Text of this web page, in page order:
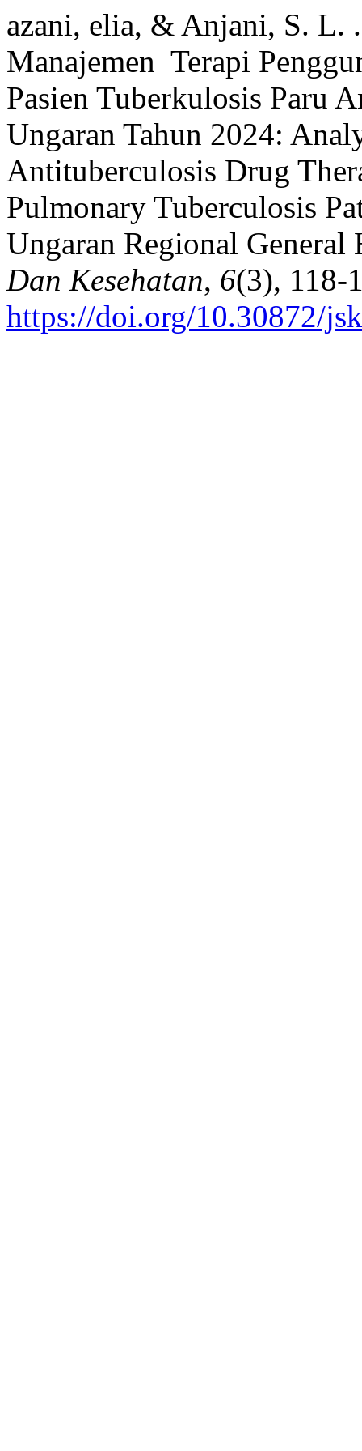
azani, elia, & Anjani, S. L.
Manajemen Terapi
Pasien Tuberkulosis Paru
Ungaran Tahun 2024:
Antituberculosis Drug
Pulmonary Tuberculosis
Ungaran Regional
Dan Kesehatan, 6(3), 118-
https://doi.org/10.30872/